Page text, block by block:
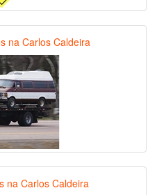
na Carlos Caldeira
na Carlos Caldeira